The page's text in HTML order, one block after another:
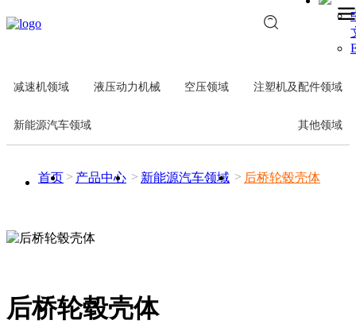
减速机领域 液压动力机械 空压领域 注塑机及配件领域
新能源汽车领域 其他领域
首页 产品中心 新能源汽车领域 后桥轮毂壳体
后桥轮毂壳体